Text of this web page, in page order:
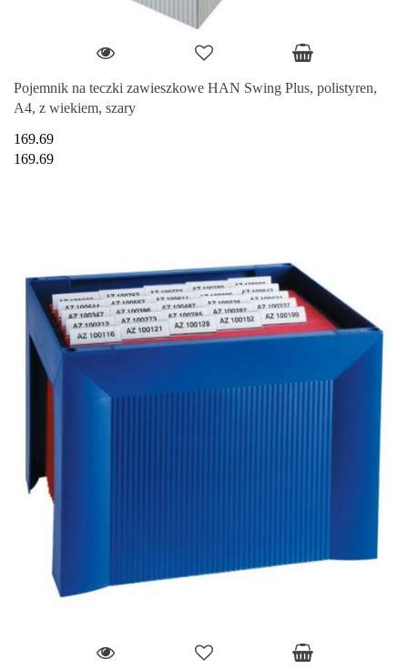
Pojemnik na teczki zawieszkowe HAN Swing Plus, polistyren,
A4, z wiekiem, szary
169.69
169.69